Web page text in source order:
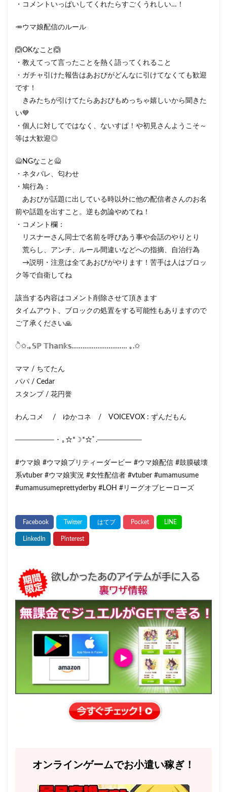
・コメントいっぱいしてくれたらすごくうれしい…！
🥕ウマ娘配信のルール
🙆OKなこと🙆
・教えてって言ったことを熱く語ってくれること
・ガチャ引けた報告はあおぴがどんなに引けてなくても歓迎
です！
きみたちが引けてたらあおぴもめっちゃ嬉しいから聞きた
い💙
・個人に対してではなく、ないすぱ！や初見さんようこそ～
等は大歓迎◎
🙅NGなこと🙅
・ネタバレ、匂わせ
・鳩行為：
あおぴが話題に出している時以外に他の配信者さんのお名
前や話題を出すこと。逆も勿論やめてね！
・コメント欄：
リスナーさん同士で名前を呼びあう事や会話のやりとり
荒らし、アンチ、ルール間違いなどへの指摘、自治行為
→説明・注意は全てあおぴがやります！苦手は人はブロッ
ク等で自衛してね
該当する内容はコメント削除させて頂きます
タイムアウト、ブロックの処置をする可能性もありますので
ご了承ください🙏
ੈ✩.｡𝕊ℙ 𝕋𝕙𝕒𝕟𝕜𝕤………………………… ｡.✩
ママ / ちてたん
パパ / Cedar
スタンプ / 花円誉
わんコメ / ゆかコネ / VOICEVOX : ずんだもん
─────── ･ ｡☆*☽*☆ﾟ.────────
#ウマ娘 #ウマ娘プリティーダービー #ウマ娘配信 #鼓膜破壊
系vtuber #ウマ娘実況 #女性配信者 #vtuber #umamusume
#umamusumeprettyderby #LOH #リーグオブヒーローズ
オンラインゲームでお小遣い稼ぎ！